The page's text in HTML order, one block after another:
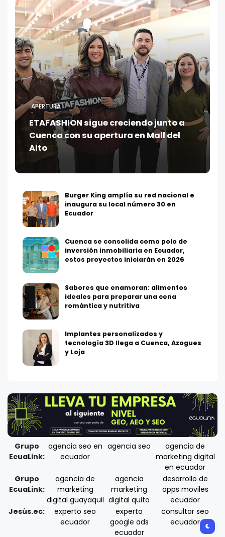
APERTURA
ETAFASHION sigue creciendo junto a
Cuenca con su apertura en Mall del
Alto
Burger King amplía su red nacional e
inaugura su local número 30 en
Ecuador
Cuenca se consolida como polo de
inversión inmobiliaria en Ecuador,
estos proyectos iniciarán en 2026
Sabores que enamoran: alimentos
ideales para preparar una cena
romántica y nutritiva
Implantes personalizados y
tecnología 3D llega a Cuenca, Azogues
y Loja
Grupo
EcuaLink:
agencia seo en
ecuador
agencia seo
agencia de
marketing digital
en ecuador
Grupo
EcuaLink:
agencia de
marketing
digital guayaquil
agencia
marketing
digital quito
desarrollo de
apps moviles
ecuador
Jesús.ec:
experto seo
ecuador
experto
google ads
ecuador
consultor seo
ecuador